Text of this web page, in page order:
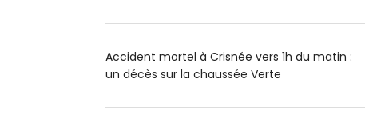
Accident mortel à Crisnée vers 1h du matin :
un décès sur la chaussée Verte